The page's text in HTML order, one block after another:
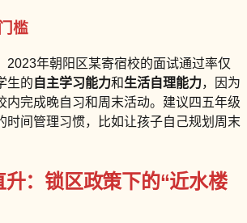
槛
2023年朝阳区某寄宿校的面试通过率仅
生的 自主学习能力和生活自理能力，因为
内完成晚自习和周末活动。建议四五年级
时间管理习惯，比如让孩子自己规划周末
：锁区政策下的“近水楼